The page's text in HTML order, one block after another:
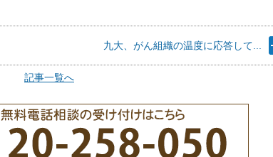
九大、がん組織の温度に応答して...
記事一覧へ